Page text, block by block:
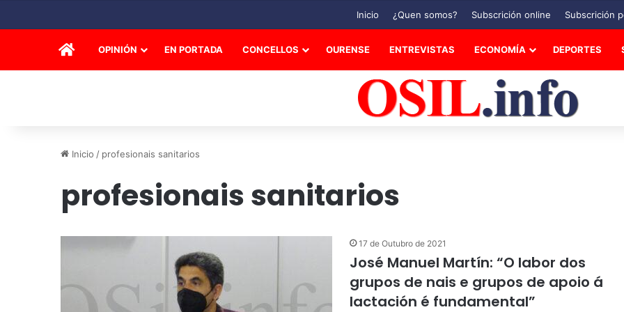
Inicio ¿Quen somos? Subscrición online Subscrición
INICIOOPINIÓN EN PORTADA CONCELLOS OURENSE ENTREVISTAS ECONOMÍA DEPORTES
Inicio / profesionais sanitarios
profesionais sanitarios
17 de Outubro de 2021
José Manuel Martín: “O labor dos
grupos de nais e grupos de apoio á
lactación é fundamental”